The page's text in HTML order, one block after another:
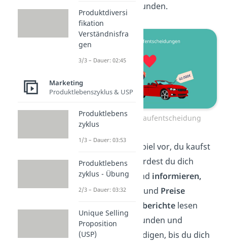
Vergleichen verbunden.
Die extensive Kaufentscheidung
Stell dir zum Beispiel vor, du kaufst
einAuto.Hier würdest du dich
zuerst ausreichend informieren,
aktuelle Anbieter und Preise
vergleichen, Testberichtelesen
oder dich bei Freunden und
Bekannten erkundigen, bis du dich
Produktdiversi
fikation
Verständnisfra
gen
3/3 – Dauer: 02:45
Marketing
Produktlebenszyklus & USP
Produktlebens
zyklus
1/3 – Dauer: 03:53
Produktlebens
zyklus - Übung
2/3 – Dauer: 03:32
Unique Selling
Proposition
(USP)